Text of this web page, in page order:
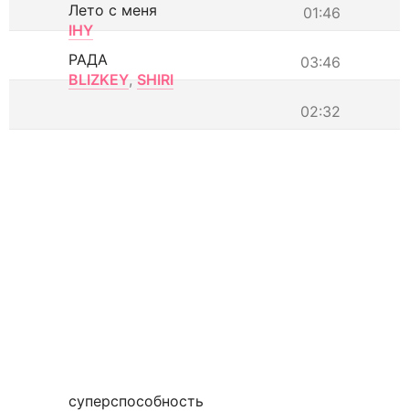
01:46
Лето с меня
IHY
03:46
РАДА
BLIZKEY, SHIRI
02:32
суперспособность